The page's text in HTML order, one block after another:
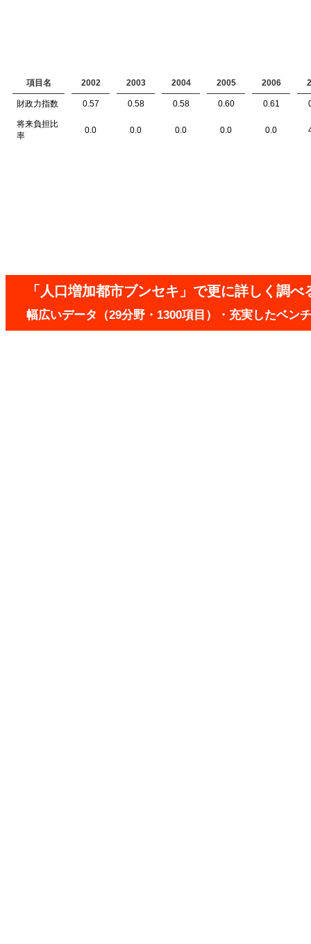
項目名 2002 2003 2004 2005 2006
財政力指数 0.57 0.58 0.58 0.60 0.61
将来負担比
率
0.0 0.0 0.0 0.0 0.0
「人口増加都市ブンセキ」で更に詳しく調べ
幅広いデータ（29分野・1300項目）・充実したベン